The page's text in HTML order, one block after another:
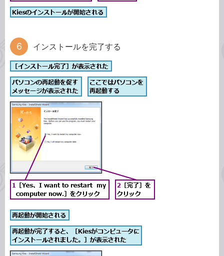
インストールを完了する